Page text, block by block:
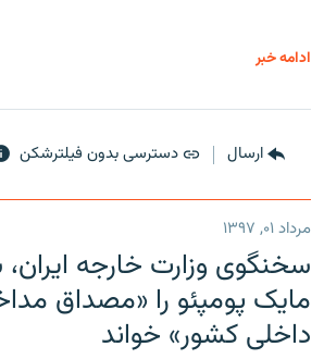
ادامه خبر
ارسال دسترسی بدون فیلترشکن
مرداد ۰۱, ۱۳۹۷
سخنگوی وزارت خارجه
مایک پومپئو را «مصداق
داخلی کشور» خواند